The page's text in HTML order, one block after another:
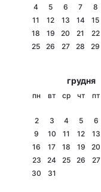
4
5 6 7 8
11
12 13 14 15
18
19 20 21 22
25
26 27 28 29
грудня
пн вт ср чт пт
2
3 4 5 6
9
10 11 12 13
16
17 18 19 20
23
24 25 26 27
30
31